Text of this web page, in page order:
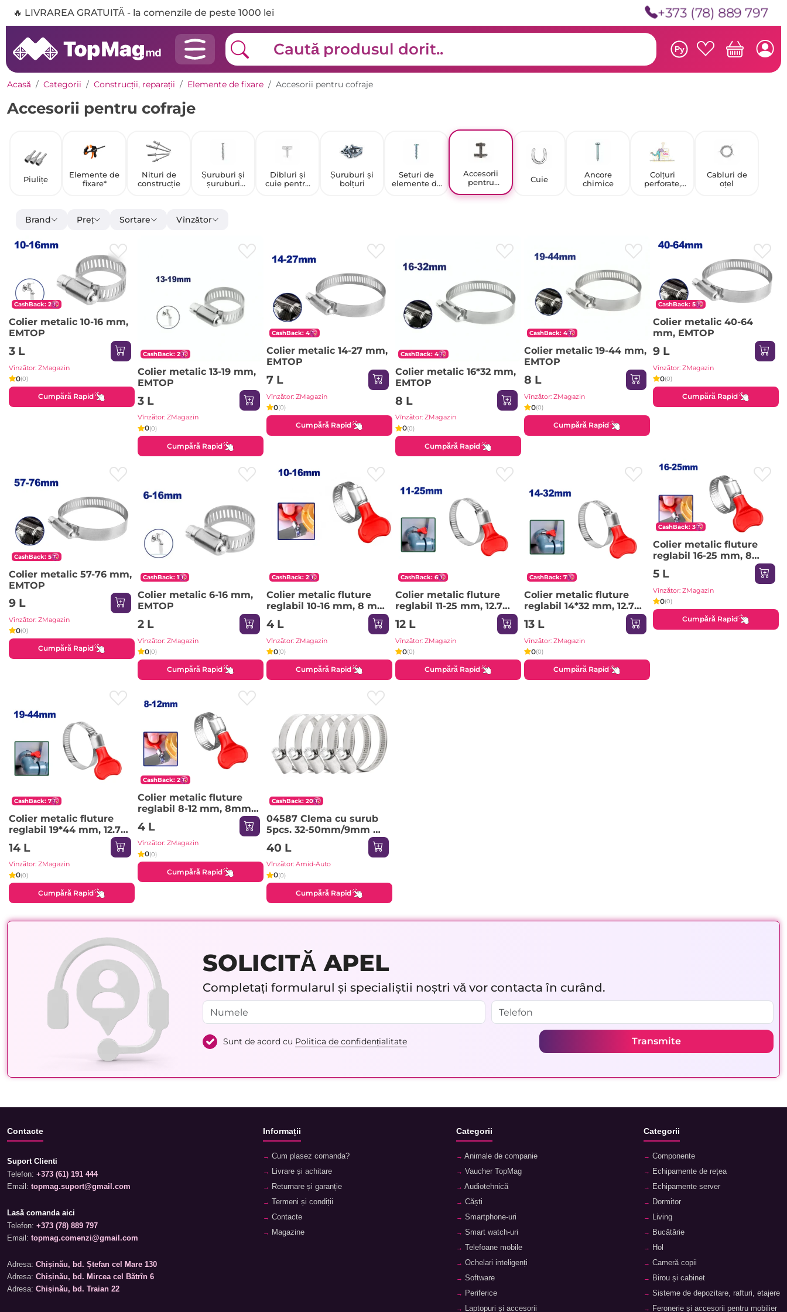
🔥 LIVRAREA GRATUITĂ - la comenzile de peste 1000 lei +373 (78) 889 797
Ру
Acasă Categorii Construcții, reparații Elemente de fixare Accesorii pentru cofraje
Accesorii pentru cofraje
Piulițe
Elemente de
fixare*
Nituri de
construcție
Șuruburi și
șuruburi
Dibluri și
cuie pentru
Șuruburi și
bolțuri
Seturi de
elemente de
Accesorii
pentru
Cuie
Ancore
chimice
Colțuri
perforate,
Cabluri de
oțel
Brand Preț Sortare Vînzător
CashBack: 2
Colier metalic 10-16 mm,
EMTOP
3 L
Vînzător: ZMagazin
0(0)
Cumpără Rapid
CashBack: 2
Colier metalic 13-19 mm,
EMTOP
3 L
Vînzător: ZMagazin
0(0)
Cumpără Rapid
CashBack: 4
Colier metalic 14-27 mm,
EMTOP
7 L
Vînzător: ZMagazin
0(0)
Cumpără Rapid
CashBack: 4
Colier metalic 16*32 mm,
EMTOP
8 L
Vînzător: ZMagazin
0(0)
Cumpără Rapid
CashBack: 4
Colier metalic 19-44 mm,
EMTOP
8 L
Vînzător: ZMagazin
0(0)
Cumpără Rapid
CashBack: 5
Colier metalic 40-64
mm, EMTOP
9 L
Vînzător: ZMagazin
0(0)
Cumpără Rapid
CashBack: 5
Colier metalic 57-76 mm,
EMTOP
9 L
Vînzător: ZMagazin
0(0)
Cumpără Rapid
CashBack: 1
Colier metalic 6-16 mm,
EMTOP
2 L
Vînzător: ZMagazin
0(0)
Cumpără Rapid
CashBack: 2
Colier metalic fluture
reglabil 10-16 mm, 8 mm,
EMTOP
4 L
Vînzător: ZMagazin
0(0)
Cumpără Rapid
CashBack: 6
Colier metalic fluture
reglabil 11-25 mm, 12.7
mm, EMTOP
12 L
Vînzător: ZMagazin
0(0)
Cumpără Rapid
CashBack: 7
Colier metalic fluture
reglabil 14*32 mm, 12.7
mm, EMTOP
13 L
Vînzător: ZMagazin
0(0)
Cumpără Rapid
CashBack: 3
Colier metalic fluture
reglabil 16-25 mm, 8
mm, EMTOP
5 L
Vînzător: ZMagazin
0(0)
Cumpără Rapid
CashBack: 7
Colier metalic fluture
reglabil 19*44 mm, 12.7
14 L
Vînzător: ZMagazin
0(0)
Cumpără Rapid
CashBack: 2
Colier metalic fluture
reglabil 8-12 mm, 8mm,
EMTOP
4 L
Vînzător: ZMagazin
0(0)
Cumpără Rapid
CashBack: 20
04587 Clema cu surub
5pcs. 32-50mm/9mm W2
40 L
Vînzător: Amid-Auto
0(0)
Cumpără Rapid
SOLICITĂ APEL
Completați formularul și specialiștii noștri vă vor contacta în curând.
Sunt de acord cu Politica de confidențialitate Transmite
Contacte
Suport Clienti
Telefon: +373 (61) 191 444
Email: topmag.suport@gmail.com
Lasă comanda aici
Telefon: +373 (78) 889 797
Email: topmag.comenzi@gmail.com
Adresa: Chișinău, bd. Ștefan cel Mare 130
Adresa: Chișinău, bd. Mircea cel Bătrîn 6
Adresa: Chișinău, bd. Traian 22
Informații
Cum plasez comanda?
Livrare și achitare
Returnare și garanție
Termeni și condiții
Contacte
Magazine
Categorii
Animale de companie
Vaucher TopMag
Audiotehnică
Căști
Smartphone-uri
Smart watch-uri
Telefoane mobile
Ochelari inteligenți
Software
Periferice
Laptopuri și accesorii
Categorii
Componente
Echipamente de rețea
Echipamente server
Dormitor
Living
Bucătărie
Hol
Cameră copii
Birou și cabinet
Sisteme de depozitare, rafturi, etajere
Feronerie și accesorii pentru mobilier